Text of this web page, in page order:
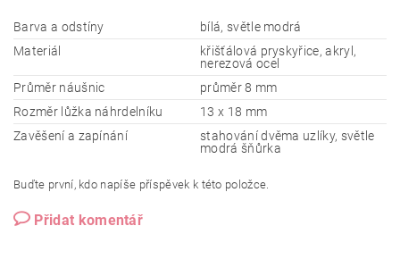
Barva a odstíny
bílá, světle modrá
Materiál
křišťálová pryskyřice, akryl,
nerezová ocel
Průměr náušnic
průměr 8 mm
Rozměr lůžka náhrdelníku
13 x 18 mm
Zavěšení a zapínání
stahování dvěma uzlíky, světle
modrá šňůrka
Buďte první, kdo napíše příspěvek k této položce.
Přidat komentář